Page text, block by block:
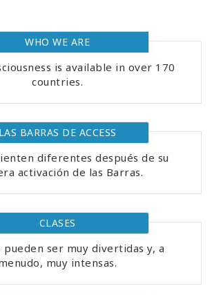
WHO WE ARE
is available in over 170
countries.
LAS BARRAS DE ACCESS
diferentes después de su
activación de las Barras.
CLASES
pueden ser muy divertidas y, a
muy intensas.